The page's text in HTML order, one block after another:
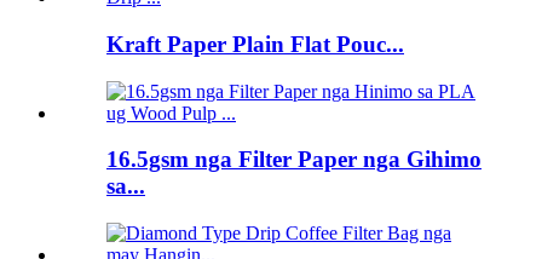
Kraft Paper Plain Flat Pouc...
16.5gsm nga Filter Paper nga Gihimo
sa...